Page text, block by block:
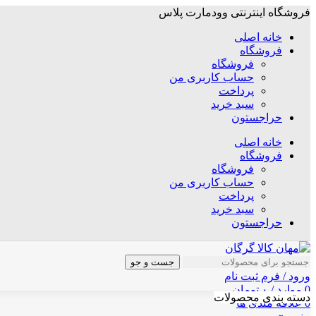
فروشگاه اینترنتی وودمارت پلاس
خانه اصلی
فروشگاه
فروشگاه
حساب کاربری من
پرداخت
سبد خرید
حراجستون
خانه اصلی
فروشگاه
فروشگاه
حساب کاربری من
پرداخت
سبد خرید
حراجستون
جست و جو
ورود / فرم ثبت نام
0 موارد / ۰ تومان
0 علاقه مندی ها
دسته بندی محصولات